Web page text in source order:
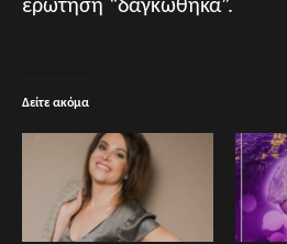
ερώτηση “δαγκώθηκα”.
Δείτε ακόμα